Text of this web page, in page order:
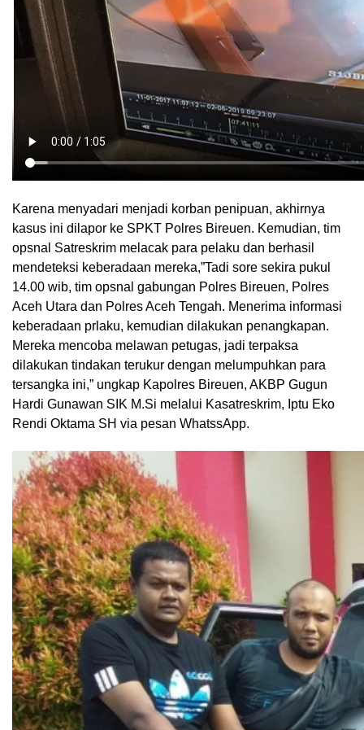
Karena menyadari menjadi korban penipuan, akhirnya
kasus ini dilapor ke SPKT Polres Bireuen. Kemudian, tim
opsnal Satreskrim melacak para pelaku dan berhasil
mendeteksi keberadaan mereka,”Tadi sore sekira pukul
14.00 wib, tim opsnal gabungan Polres Bireuen, Polres
Aceh Utara dan Polres Aceh Tengah. Menerima informasi
keberadaan prlaku, kemudian dilakukan penangkapan.
Mereka mencoba melawan petugas, jadi terpaksa
dilakukan tindakan terukur dengan melumpuhkan para
tersangka ini,” ungkap Kapolres Bireuen, AKBP Gugun
Hardi Gunawan SIK M.Si melalui Kasatreskrim, Iptu Eko
Rendi Oktama SH via pesan WhatssApp.